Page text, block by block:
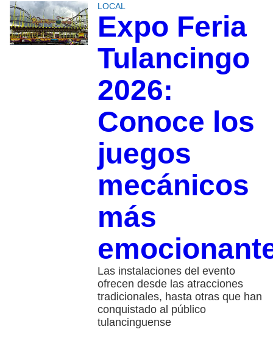
LOCAL
Expo Feria
Tulancingo
2026:
Conoce los
juegos
mecánicos
más
Las instalaciones del evento
ofrecen desde las atracciones
tradicionales, hasta otras que han
conquistado al público
tulancinguense